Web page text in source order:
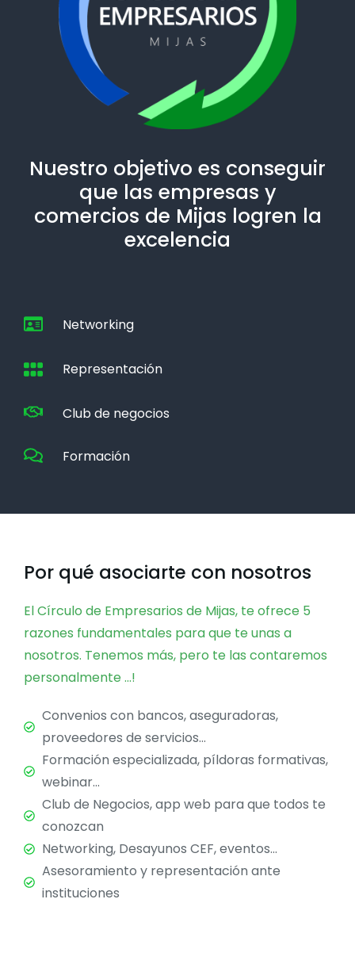
Nuestro objetivo es conseguir
que las empresas y
comercios de Mijas logren la
excelencia
Networking
Representación
Club de negocios
Formación
Por qué asociarte con nosotros
El Círculo de Empresarios de Mijas, te ofrece 5
razones fundamentales para que te unas a
nosotros. Tenemos más, pero te las contaremos
personalmente …!
Convenios con bancos, aseguradoras,
proveedores de servicios...
Formación especializada, píldoras formativas,
webinar...
Club de Negocios, app web para que todos te
conozcan
Networking, Desayunos CEF, eventos...
Asesoramiento y representación ante
instituciones